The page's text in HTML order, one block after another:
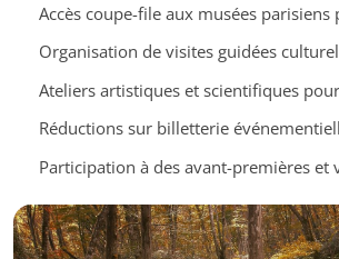
Accès coupe-file aux musées parisiens
Organisation de visites guidées
Ateliers artistiques et scientifiques
Réductions sur billetterie
Participation à des avant-premières et